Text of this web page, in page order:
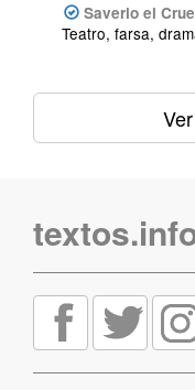
Saverio el
Teatro, farsa,